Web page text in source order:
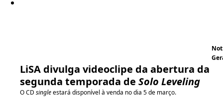
LiSA divulga videoclipe da abertura da
segunda temporada de Solo Leveling
O CD singleestará disponível à venda no dia 5 de março.